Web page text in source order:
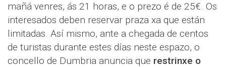
mañá venres, ás 21 horas, e o prezo é de 25€. Os
interesados deben reservar praza xa que están
limitadas. Así mismo, ante a chegada de centos
de turistas durante estes días neste espazo, o
concello de Dumbria anuncia que restrinxe o